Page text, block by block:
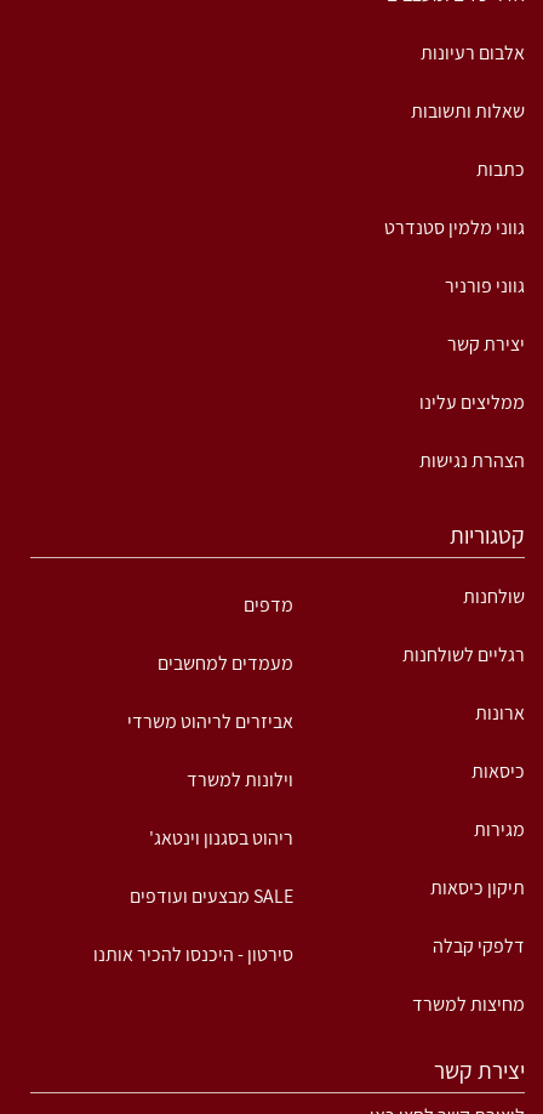
אלבום רעיונות
שאלות ותשובות
כתבות
גווני מלמין סטנדרט
גווני פורניר
יצירת קשר
ממליצים עלינו
הצהרת נגישות
קטגוריות
שולחנות
רגליים לשולחנות
ארונות
כיסאות
מגירות
תיקון כיסאות
דלפקי קבלה
מחיצות למשרד
מדפים
מעמדים למחשבים
אביזרים לריהוט משרדי
וילונות למשרד
ריהוט בסגנון וינטאג'
SALE מבצעים ועודפים
סירטון - היכנסו להכיר אותנו
יצירת קשר